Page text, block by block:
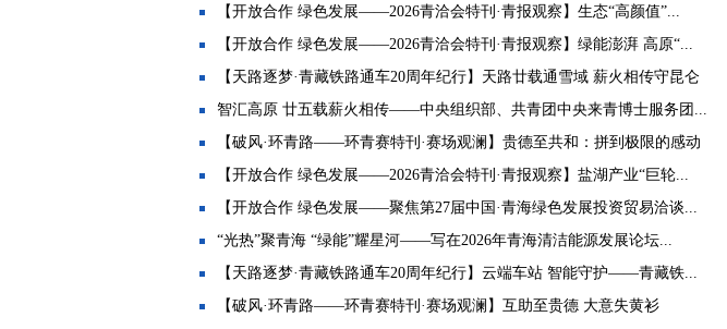
【开放合作 绿色发展——2026青洽会特刊·青报观察】生态“高颜值”...
【开放合作 绿色发展——2026青洽会特刊·青报观察】绿能澎湃 高原“...
【天路逐梦·青藏铁路通车20周年纪行】天路廿载通雪域 薪火相传守昆仑
智汇高原 廿五载薪火相传——中央组织部、共青团中央来青博士服务团...
【破风·环青路——环青赛特刊·赛场观澜】贵德至共和：拼到极限的感动
【开放合作 绿色发展——2026青洽会特刊·青报观察】盐湖产业“巨轮...
【开放合作 绿色发展——聚焦第27届中国·青海绿色发展投资贸易洽谈...
“光热”聚青海 “绿能”耀星河——写在2026年青海清洁能源发展论坛...
【天路逐梦·青藏铁路通车20周年纪行】云端车站 智能守护——青藏铁...
【破风·环青路——环青赛特刊·赛场观澜】互助至贵德 大意失黄衫